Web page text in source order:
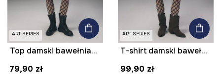
ART SERIES
Top damski bawełniany z kolekcji Tattoo Art by Tuan Nguyen
79,90 zł
ART SERIES
T-shirt damski bawełniany z kolekcji Tattoo Art by Mattia Provezza
99,90 zł